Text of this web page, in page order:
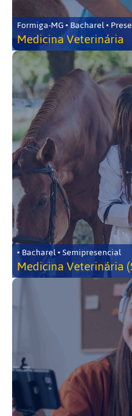
Formiga-MG • Bacharel •
Medicina Veterinária
• Bacharel • Semipresencial
Medicina Veterinária